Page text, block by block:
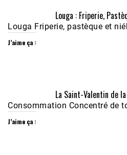
Nobana (Podologue)
Feb 24, 2021 • 28mn
Louga : Friperie,
Louga Friperie, pastèque et
J’aime ça :
La Saint-Valentin de
Consommation Concentré de
J’aime ça :